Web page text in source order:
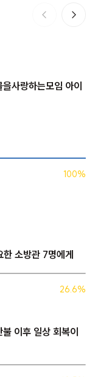
사랑하는모임 아이
100%
소방관 7명에게
26.6%
이후 일상 회복이